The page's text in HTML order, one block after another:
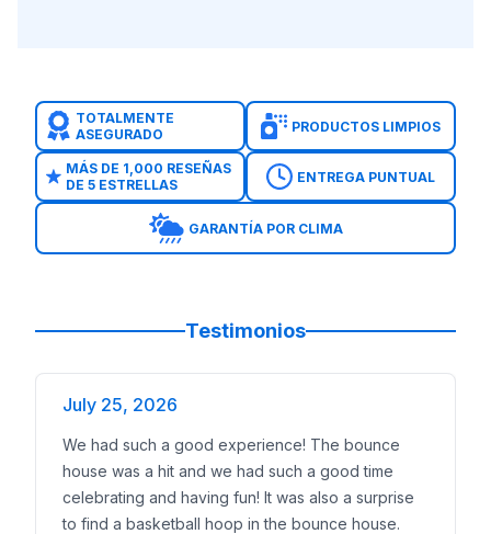
TOTALMENTE
ASEGURADO
PRODUCTOS LIMPIOS
MÁS DE 1,000 RESEÑAS
DE 5 ESTRELLAS
ENTREGA PUNTUAL
GARANTÍA POR CLIMA
Testimonios
July 25, 2026
We had such a good experience! The bounce
house was a hit and we had such a good time
celebrating and having fun! It was also a surprise
to find a basketball hoop in the bounce house.